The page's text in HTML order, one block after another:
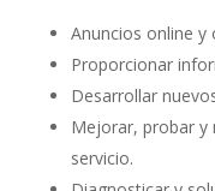
Anuncios online
Proporcionar
Desarrollar
Mejorar, probar y
servicio.